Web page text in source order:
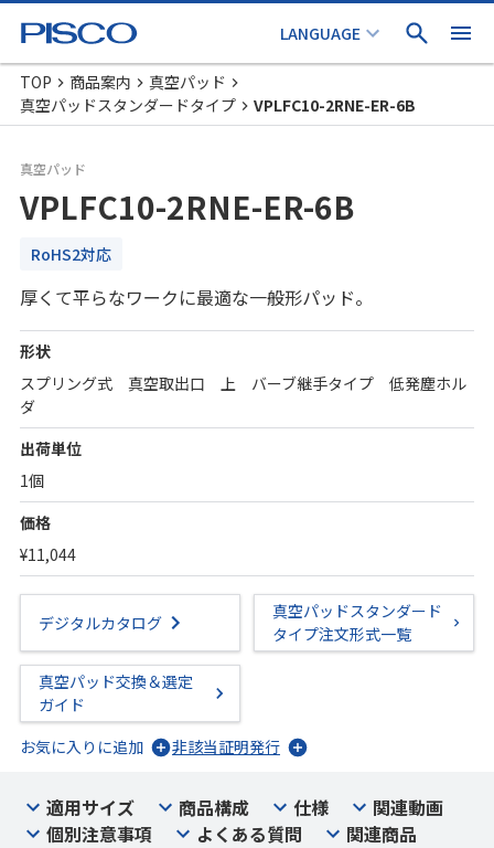
TOP 商品案内
真空パッド
真空パッドスタンダードタイプ
VPLFC10-2RNE-ER-6B
真空パッド
VPLFC10-2RNE-ER-6B
RoHS2対応
厚くて平らなワークに最適な一般形パッド。
形状
スプリング式 真空取出口 上 バーブ継手タイプ 低発塵ホル
ダ
出荷単位
1個
価格
¥11,044
デジタルカタログ
真空パッドスタンダード
タイプ注文形式一覧
真空パッド交換＆選定
ガイド
お気に入りに追加
非該当証明発行
適用サイズ 商品構成 仕様
関連動画
個別注意事項
よくある質問 関連商品